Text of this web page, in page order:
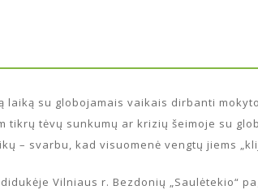
laiką su globojamais vaikais dirbanti
tikrų tėvų sunkumų ar krizių šeimoje su
– svarbu, kad visuomenė vengtų jiems
Vilniaus r. Bezdonių „Saulėtekio“